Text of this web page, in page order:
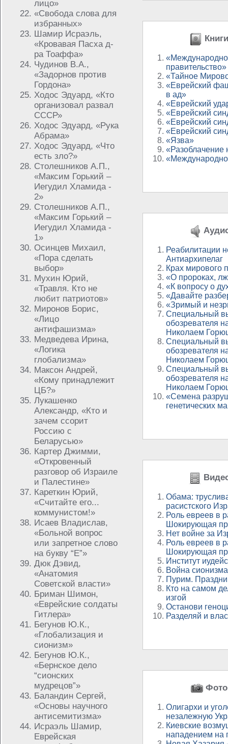
лицо»
«Свобода слова для
избранных»
Шамир Исраэль,
«Кровавая Пасха д-
ра Тоаффа»
Чудинов В.А.,
«Задорнов против
Гордона»
Ходос Эдуард, «Кто
организовал развал
СССР»
Ходос Эдуард, «Рука
Абрама»
Ходос Эдуард, «Что
есть зло?»
Столешников А.П.,
«Максим Горький –
Иегудил Хламида -
2»
Столешников А.П.,
«Максим Горький –
Иегудил Хламида -
1»
Осинцев Михаил,
«Пора сделать
выбор»
Мухин Юрий,
«Травля. Кто не
любит патриотов»
Миронов Борис,
«Лицо
антифашизма»
Медведева Ирина,
«Логика
глобализма»
Максон Андрей,
«Кому принадлежит
ЦБ?»
Лукашенко
Александр, «Кто и
зачем ссорит
Россию с
Беларусью»
Картер Джимми,
«Откровенный
разговор об Израиле
и Палестине»
Кареткин Юрий,
«Считайте его...
коммунистом!»
Исаев Владислав,
«Больной вопрос
или запретное слово
на букву “Е”»
Дюк Дэвид,
«Анатомия
Советской власти»
Бриман Шимон,
«Еврейские солдаты
Гитлера»
Бегунов Ю.К.,
«Глобализация и
сионизм»
Бегунов Ю.К.,
«Бернское дело
“сионских
мудрецов”»
Баландин Сергей,
«Основы научного
антисемитизма»
Исраэль Шамир,
Еврейская
правительство»
«Тайное
«Еврейский
в ад»
«Еврейский
«Еврейский
«Еврейский
«Еврейский
«Язва»
«Разоблачение
Реабилитации
Антиархипелаг
Крах мирового
«О пророках,
«К вопросу о
«Давайте
«Зримый и
Специальный
обозревателя
Николаем
Специальный
обозревателя
Николаем
Специальный
обозревателя
Николаем
«Семена
генетических
Обама:
расистского
Роль евреев в
Шокирующая
Нет войне за
Роль евреев в
Шокирующая
Институт
Война
Пурим.
Кто на самом
изгой
Останови
Разделяй и
Фото
Олигархи и
незалежную
Киевские
нападением на